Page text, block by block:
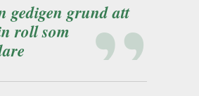
gedigen grund att
roll som